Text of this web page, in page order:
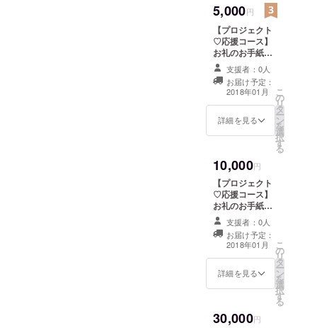
5,000円
【プロジェクト
♡応援コース】
お礼のお手紙と
「みんなの学
校」映画パンフ
レットをお送り
いたします。
支援者：0人
お届け予定：
2018年01月
詳細を見る
こ
の
リ
タ
ー
ン
を
選
択
す
る
10,000円
【プロジェクト
♡応援コース】
お礼のお手紙と
「みんなの学
校」映画パンフ
レットと木村泰
子先生の書籍1冊
をお送りいたし
ます。
支援者：0人
お届け予定：
2018年01月
詳細を見る
こ
の
リ
タ
ー
ン
を
選
択
す
る
30,000円